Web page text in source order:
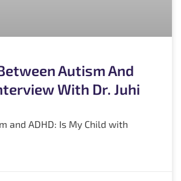
Autism And
With Dr. Juhi
and ADHD: Is My Child with